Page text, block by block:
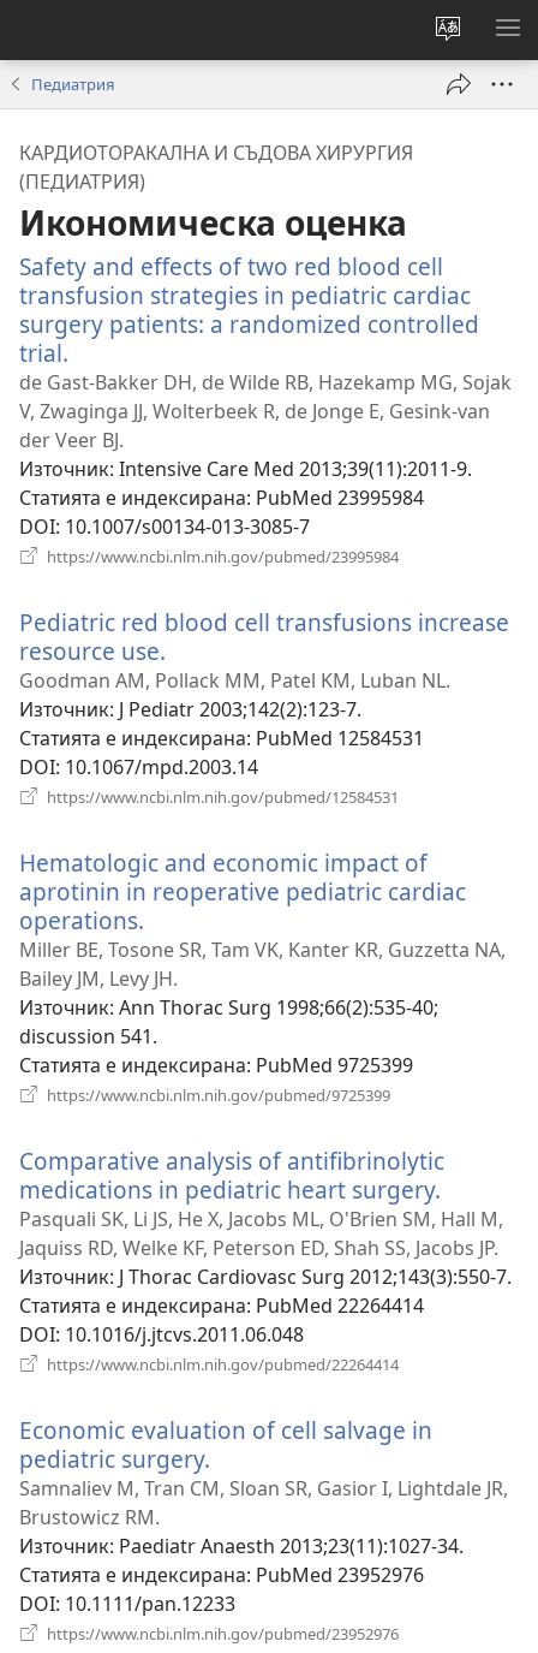
Смени
езика
на
Педиатрия
КАРДИОТОРАКАЛНА И СЪДОВА ХИРУРГИЯ
(ПЕДИАТРИЯ)
Икономическа оценка
Safety and effects of two red blood cell
transfusion strategies in pediatric cardiac
surgery patients: a randomized controlled
trial.
нов
прозорец)
de Gast-Bakker DH, de Wilde RB, Hazekamp MG, Sojak
V, Zwaginga JJ, Wolterbeek R, de Jonge E, Gesink-van
der Veer BJ.
Източник‎: Intensive Care Med 2013;39(11):2011-9.
Статията е индексирана‎: PubMed 23995984
DOI‎: 10.1007/s00134-013-3085-7
https://www.ncbi.nlm.nih.gov/pubmed/23995984
Pediatric red blood cell transfusions increase
resource use.
нов
прозорец)
Goodman AM, Pollack MM, Patel KM, Luban NL.
Източник‎: J Pediatr 2003;142(2):123-7.
Статията е индексирана‎: PubMed 12584531
DOI‎: 10.1067/mpd.2003.14
https://www.ncbi.nlm.nih.gov/pubmed/12584531
Hematologic and economic impact of
aprotinin in reoperative pediatric cardiac
operations.
нов
прозорец)
Miller BE, Tosone SR, Tam VK, Kanter KR, Guzzetta NA,
Bailey JM, Levy JH.
Източник‎: Ann Thorac Surg 1998;66(2):535-40;
discussion 541.
Статията е индексирана‎: PubMed 9725399
https://www.ncbi.nlm.nih.gov/pubmed/9725399
Comparative analysis of antifibrinolytic
medications in pediatric heart surgery.
нов
Pasquali SK, Li JS, He X, Jacobs ML, O'Brien SM, Hall M,
Jaquiss RD, Welke KF, Peterson ED, Shah SS, Jacobs JP.
Източник‎: J Thorac Cardiovasc Surg 2012;143(3):550-7.
Статията е индексирана‎: PubMed 22264414
DOI‎: 10.1016/j.jtcvs.2011.06.048
https://www.ncbi.nlm.nih.gov/pubmed/22264414
Economic evaluation of cell salvage in
pediatric surgery.
нов
Samnaliev M, Tran CM, Sloan SR, Gasior I, Lightdale JR,
Brustowicz RM.
Източник‎: Paediatr Anaesth 2013;23(11):1027-34.
Статията е индексирана‎: PubMed 23952976
DOI‎: 10.1111/pan.12233
https://www.ncbi.nlm.nih.gov/pubmed/23952976